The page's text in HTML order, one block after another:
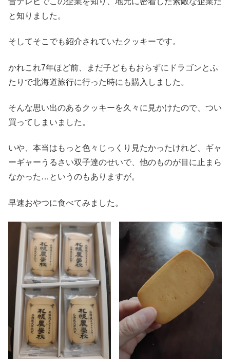
と知りました。
そしてそこでも紹介されていたクッキーです。
かれこれ7年ほど前、まだ子どももおらずにドラゴンとふ
たりで北海道旅行に行った時にも購入しました。
そんな思い出のあるクッキーを久々に見かけたので、つい
買ってしまいました。
いや、本当はもっと色々じっくり見たかったけれど、ギャ
ーギャーうるさい双子達のせいで、他のものが目に止まら
なかった…というのもありますが。
早速おやつに食べてみました。